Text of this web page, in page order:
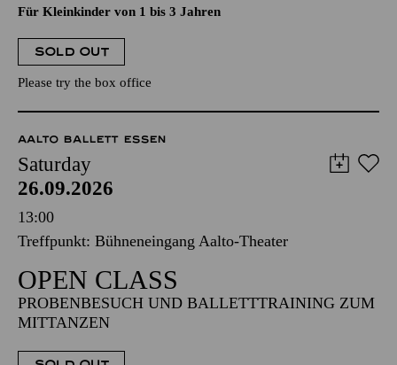
Für Kleinkinder von 1 bis 3 Jahren
SOLD OUT
Please try the box office
AALTO BALLETT ESSEN
Saturday
26.09.2026
13:00
Treffpunkt: Bühneneingang Aalto-Theater
OPEN CLASS
PROBENBESUCH UND BALLETTTRAINING ZUM
MITTANZEN